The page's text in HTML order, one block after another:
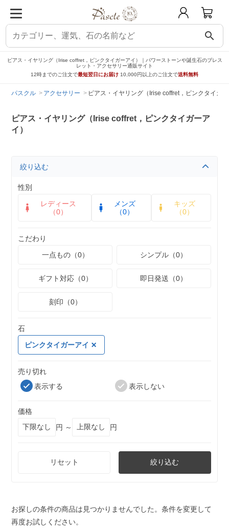
search
ピアス・イヤリング（Irise coffret，ピンクタイガーアイ）｜パワーストーンや誕生石のブレス
レット・アクセサリー通販サイト
12時までのご注文で最短翌日にお届け 10,000円以上のご注文で送料無料
パスクル アクセサリー ピアス・イヤリング（Irise coffret，ピンクタイガ
ピアス・イヤリング（Irise coffret，ピンクタイガーア
イ）
絞り込む
性別
レディース
（0）
メンズ
（0）
キッズ
（0）
こだわり
一点もの（0）
シンプル（0）
ギフト対応（0） 即日発送（0）
刻印（0）
石
ピンクタイガーアイ
売り切れ
表示する
表示しない
価格
円 ～
円
リセット 絞り込む
お探しの条件の商品は見つかりませんでした。条件を変更して
再度お試しください。